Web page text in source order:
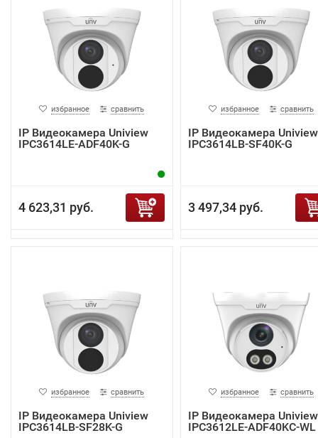
избранное сравнить
IP Видеокамера Uniview
IPC3614LE-ADF40K-G
4 623,31 руб.
избранное сравнить
IP Видеокамера Uniview
IPC3614LB-SF40K-G
3 497,34 руб.
избранное сравнить
IP Видеокамера Uniview
IPC3614LB-SF28K-G
избранное сравнить
IP Видеокамера Uniview
IPC3612LE-ADF40KC-WL